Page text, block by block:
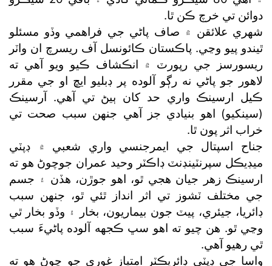
دوائن تي خرچ ڪن ٿا.
شهري علائقن ۾ صاف پاڻي جي فراهمي وڏو مسئلو
ٿيندو پيو وڃي. پاڪستان ڪائونسل آف ريسرچ ان واٽر
ريسورسز جي رپورٽ ۾ انڪشاف ڪيو ويو آهي ته
لاهور جو پاڻي نه رڳو آلوده پر ڊبليو ايڇ او جي مقرر
ڪيل ارسينڪ واري حد کان ٻيڻ تي آهي. آرسينڪ
(سينکيو) اهو بنيادي جز آهي جنهن سبب صحت تي
خراب اثر پون ٿا.
جناح اسپتال جي ايمرجنسي واري شعبي ۾ ڊپٽي
ميڊيڪل سپرنٽينڊنٽ ڊاڪٽر وحيد عمران جوچوڻ هو ته
ارسينڪ زهر جيان هجي ٿو، اهو جوڙن، هڏن ۽ جسم
جي مختلف ٽشوز تي اثر انداز ٿئي ٿو، جنهن سبب
ڊائريا، جيئري، پيٽ جون بيماريون، بخار ۽ وڏو بخار ٿي
وڃي ٿو. هن چيو ته اهو سڀ ڪجهه آلوده پاڻيءَ سبب
ٿي رهيو آهي.
واسا جي ڊپٽي ڊائريڪٽر امتياز غوري جو چوڻ هو ته